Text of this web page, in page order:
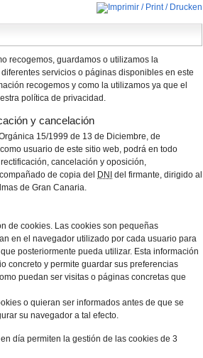
recogemos, guardamos o utilizamos la
servicios o páginas disponibles en este
recogemos y como la utilizamos ya que el
política de privacidad.
y cancelación
15/1999 de 13 de Diciembre, de
usuario de este sitio web, podrá en todo
cancelación y oposición,
de copia del
DNI del firmante, dirigido al
de Gran Canaria.
de cookies. Las cookies son pequeñas
en el navegador utilizado por cada usuario para
posteriormente pueda utilizar. Esta información
concreto y permite guardar sus preferencias
puedan ser visitas o páginas concretas que
o quieran ser informados antes de que se
su navegador a tal efecto.
día permiten la gestión de las cookies de 3